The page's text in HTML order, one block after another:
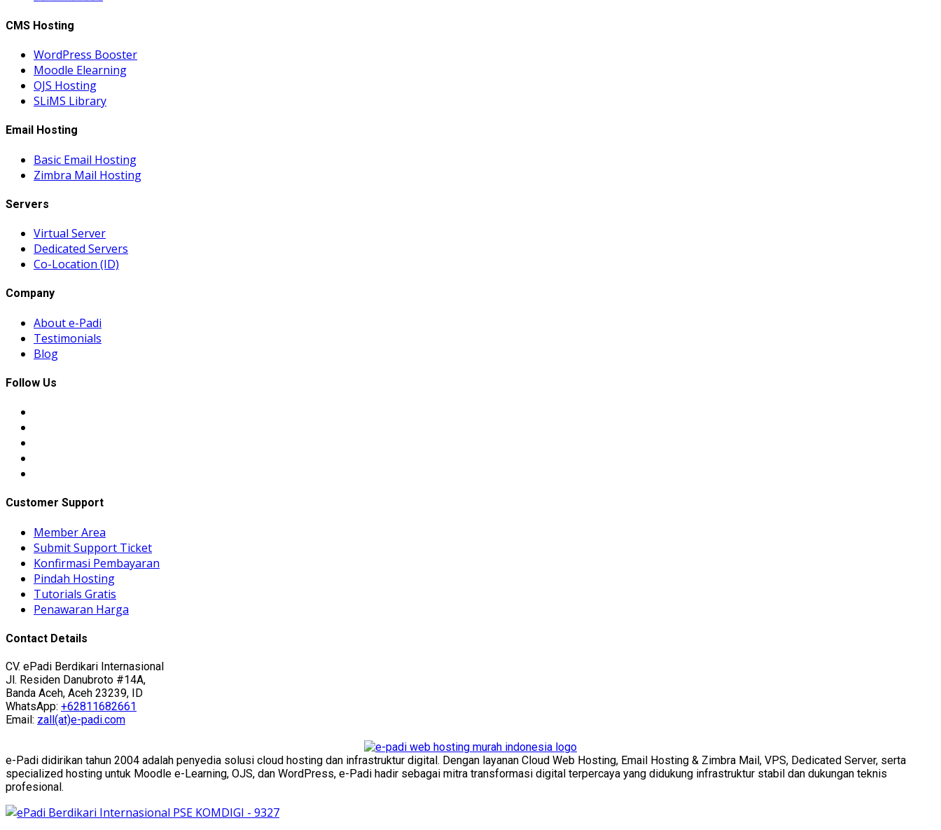
CMS Hosting
WordPress Booster
Moodle Elearning
OJS Hosting
SLiMS Library
Email Hosting
Basic Email Hosting
Zimbra Mail Hosting
Servers
Virtual Server
Dedicated Servers
Co-Location (ID)
Company
About e-Padi
Testimonials
Blog
Follow Us
Customer Support
Member Area
Submit Support Ticket
Konfirmasi Pembayaran
Pindah Hosting
Tutorials Gratis
Penawaran Harga
Contact Details
CV. ePadi Berdikari Internasional
Jl. Residen Danubroto #14A,
Banda Aceh, Aceh 23239, ID
WhatsApp: +62811682661
Email: zall(at)e-padi.com
e-Padi didirikan tahun 2004 adalah penyedia solusi cloud hosting dan infrastruktur digital. Dengan layanan Cloud Web Hosting, Email Hosting & Zimbra Mail, VPS, Dedicated Server, serta
specialized hosting untuk Moodle e-Learning, OJS, dan WordPress, e-Padi hadir sebagai mitra transformasi digital terpercaya yang didukung infrastruktur stabil dan dukungan teknis
profesional.